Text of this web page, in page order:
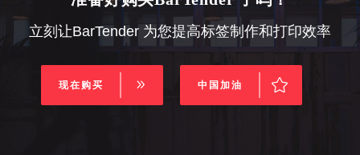
立刻让BarTender 为您提高标签制作和打印效率
现在购买 中国加油